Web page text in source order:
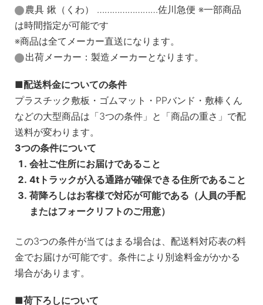
農具 鍬（くわ） ……………………佐川急便 ※一部商品
は時間指定が可能です
※商品は全てメーカー直送になります。
出荷メーカー：製造メーカーとなります。
配送料金についての条件
プラスチック敷板・ゴムマット・PPバンド・敷棒くん
などの大型商品は「3つの条件」と「商品の重さ」で配
送料が変わります。
3つの条件について
会社ご住所にお届けであること
4tトラックが入る通路が確保できる住所であること
荷降ろしはお客様で対応が可能である（人員の手配
またはフォークリフトのご用意）
この3つの条件が当てはまる場合は、配送料対応表の料
金でお届けが可能です。条件により別途料金がかかる
場合があります。
荷下ろしについて